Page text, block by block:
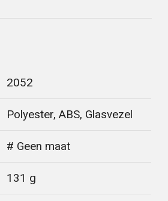
2052
Polyester, ABS, Glasvezel
# Geen maat
131 g